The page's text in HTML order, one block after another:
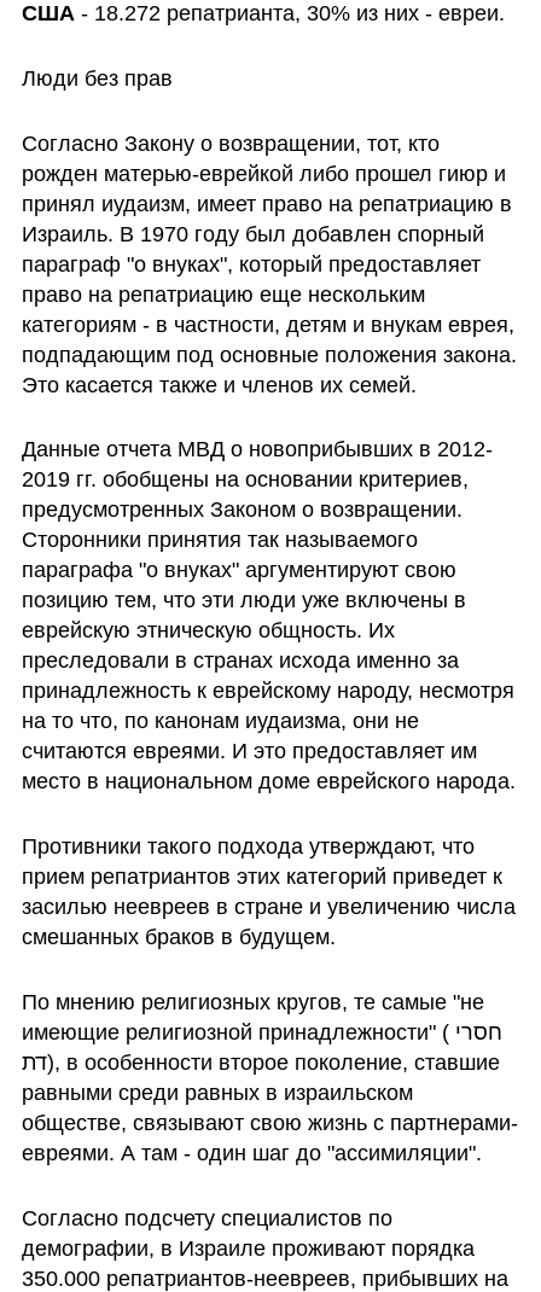
США - 18.272 репатрианта, 30% из них - евреи.
Люди без прав
Согласно Закону о возвращении, тот, кто
рожден матерью-еврейкой либо прошел гиюр и
принял иудаизм, имеет право на репатриацию в
Израиль. В 1970 году был добавлен спорный
параграф "о внуках", который предоставляет
право на репатриацию еще нескольким
категориям - в частности, детям и внукам еврея,
подпадающим под основные положения закона.
Это касается также и членов их семей.
Данные отчета МВД о новоприбывших в 2012-
2019 гг. обобщены на основании критериев,
предусмотренных Законом о возвращении.
Сторонники принятия так называемого
параграфа "о внуках" аргументируют свою
позицию тем, что эти люди уже включены в
еврейскую этническую общность. Их
преследовали в странах исхода именно за
принадлежность к еврейскому народу, несмотря
на то что, по канонам иудаизма, они не
считаются евреями. И это предоставляет им
место в национальном доме еврейского народа.
Противники такого подхода утверждают, что
прием репатриантов этих категорий приведет к
засилью неевреев в стране и увеличению числа
смешанных браков в будущем.
По мнению религиозных кругов, те самые "не
имеющие религиозной принадлежности" (חסרי
דת), в особенности второе поколение, ставшие
равными среди равных в израильском
обществе, связывают свою жизнь с партнерами-
евреями. А там - один шаг до "ассимиляции".
Согласно подсчету специалистов по
демографии, в Израиле проживают порядка
350.000 репатриантов-неевреев, прибывших на